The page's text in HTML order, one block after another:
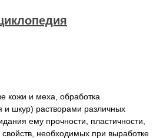
кожи и меха, обработка
и шкур) растворами различных
ему прочности, пластичности,
свойств, необходимых при выработке